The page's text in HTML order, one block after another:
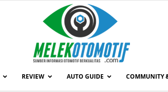
REVIEW AUTO GUIDE COMMUNITY